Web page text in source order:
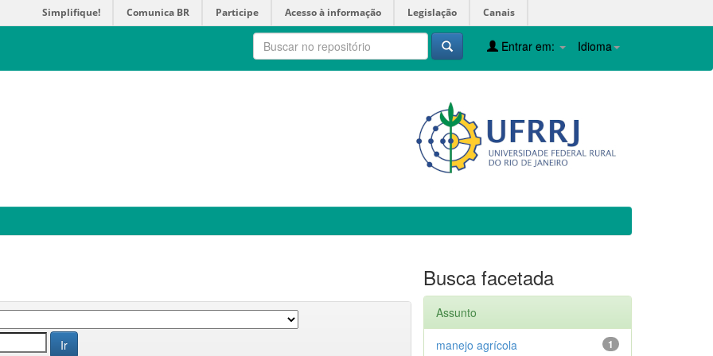
Simplifique! Comunica BR Participe Acesso à informação Legislação Canais
Idioma
Entrar em:
Busca facetada
Assunto
1
manejo agrícola